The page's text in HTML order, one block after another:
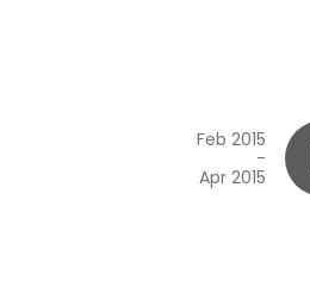
Feb 2015
-
Apr 2015